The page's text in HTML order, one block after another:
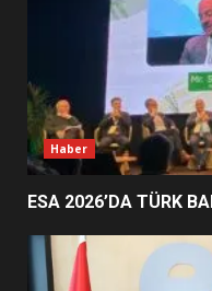
4
5
Haber
ESA 2026’DA TÜRK